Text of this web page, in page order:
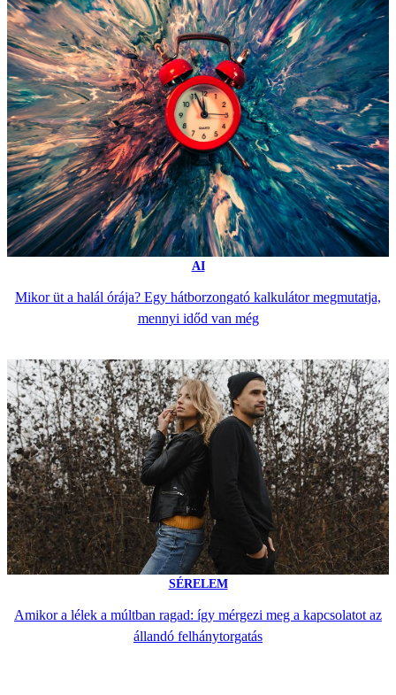
AI
Mikor üt a halál órája? Egy hátborzongató kalkulátor megmutatja,
mennyi időd van még
SÉRELEM
Amikor a lélek a múltban ragad: így mérgezi meg a kapcsolatot az
állandó felhánytorgatás